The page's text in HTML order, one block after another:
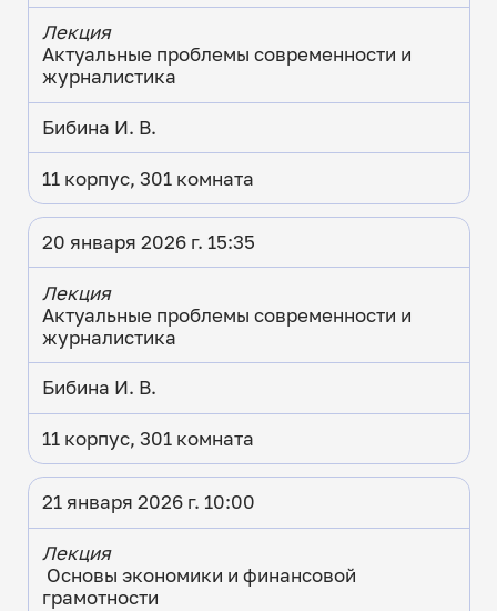
Лекция
Актуальные проблемы современности и
журналистика
Бибина И. В.
11 корпус, 301 комната
20 января 2026 г. 15:35
Лекция
Актуальные проблемы современности и
журналистика
Бибина И. В.
11 корпус, 301 комната
21 января 2026 г. 10:00
Лекция
Основы экономики и финансовой
грамотности